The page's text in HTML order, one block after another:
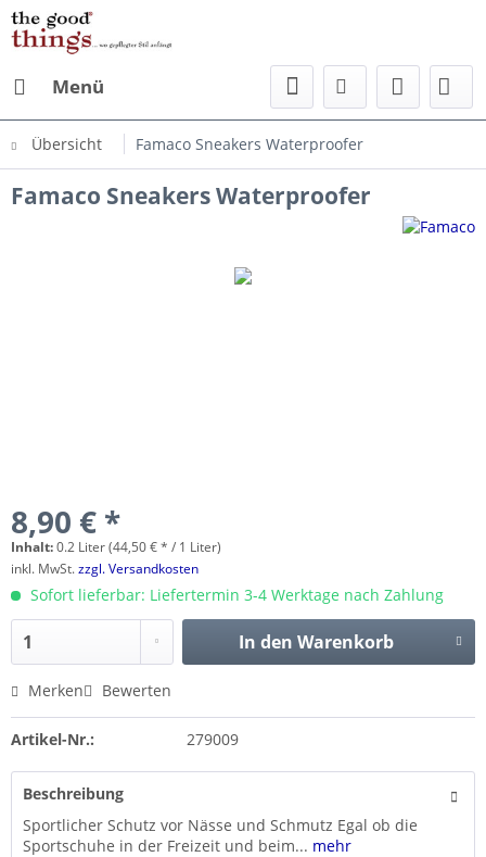
Menü
Übersicht Famaco Sneakers Waterproofer
Famaco Sneakers Waterproofer
8,90 € *
Inhalt:0.2 Liter (44,50 € * / 1 Liter)
inkl. MwSt.zzgl. Versandkosten
Sofort lieferbar: Liefertermin 3-4 Werktage nach Zahlung
In den Warenkorb
Merken Bewerten
Artikel-Nr.: 279009
Beschreibung
Sportlicher Schutz vor Nässe und Schmutz Egal ob die
Sportschuhe in der Freizeit und beim... mehr